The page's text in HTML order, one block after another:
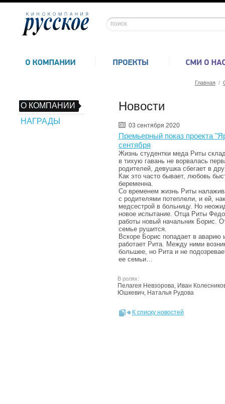
Главная /
О КОМПАНИИ
НАГРАДЫ
Новости
03 сентября 2020
Премьерный показ проекта
сентября
Жизнь студентки меда Риты
в тихую гавань не ворвалась
родителей, девушка сбегает в
Как это часто бывает, любовь
беременна.
Со временем жизнь Риты
с родителями потеплели, и ей,
медсестрой в больницу. Но
новое испытание. Отца Риты
работы новый начальник Борис.
семье рушится.
Вскоре Борис попадает в аварию
работает Рита. Между ними
большее, но Рита и не
ее семьи…
В ролях:
Пелагея Невзорова, Иван
Юшкевич, Наталья Рудова
К списку новостей